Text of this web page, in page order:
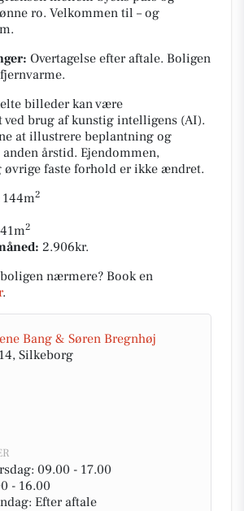
ro. Velkommen til – og
Overtagelse efter aftale. Boligen
billeder kan være
ved brug af kunstig intelligens (AI).
at illustrere beplantning og
årstid. Ejendommen,
øvrige faste forhold er ikke ændret.
144m2
2
2.906kr.
nærmere? Book en
.
Bang & Søren Bregnhøj
Silkeborg
09.00 - 17.00
- 16.00
Efter aftale